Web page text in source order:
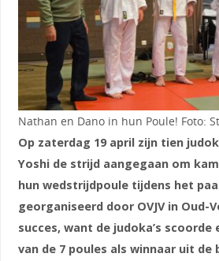
Nathan en Dano in hun Poule! Foto:
Op zaterdag 19 april zijn tien
Yoshi de strijd aangegaan om
hun wedstrijdpoule tijdens het
georganiseerd door OVJV in Oud-
succes, want de judoka’s
van de 7 poules als winnaar uit de